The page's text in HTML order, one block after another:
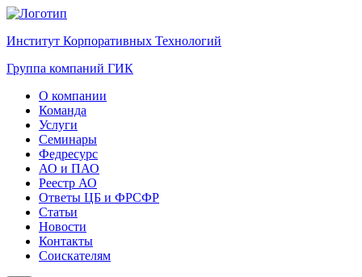
Институт Корпоративных Технологий
Группа компаний ГИК
О компании
Команда
Услуги
Семинары
Федресурс
АО и ПАО
Реестр АО
Ответы ЦБ и ФРСФР
Статьи
Новости
Контакты
Соискателям